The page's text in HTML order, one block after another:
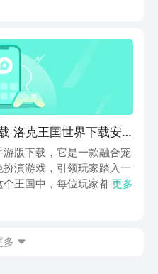
洛克王国世界下载安
版下载，它是一款融合宠
演游戏，引领玩家踏入一
王国中，每位玩家都能成
法的旅程，并与自己钟爱
更多
多